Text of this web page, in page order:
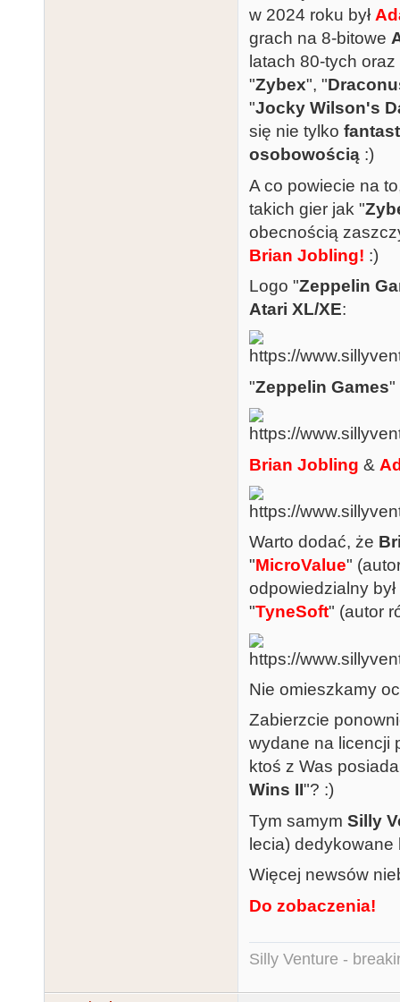
w 2024 roku był
grach na 8-bitowe
latach 80-tych
"Zybex", "
"Jocky Wilson's
się nie tylko
osobowością :)
A co powiecie na
takich gier jak "
obecnością
Brian Jobling! :)
Logo "Zeppelin
Atari XL/XE:
"Zeppelin Games"
Brian Jobling &
Warto dodać, że
"MicroValue"
odpowiedzialny
"TyneSoft" (autor
Nie omieszkamy
Zabierzcie
wydane na licencji
ktoś z Was
Wins II"? :)
Tym samym Silly
lecia) dedykowane
Więcej newsów
Do zobaczenia!
Silly Venture -